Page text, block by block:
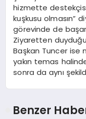
hizmette
kuşkusu olmasın”
görevinde de
Ziyaretten
Başkan Tuncer ise
yakın temas
sonra da aynı
Benzer